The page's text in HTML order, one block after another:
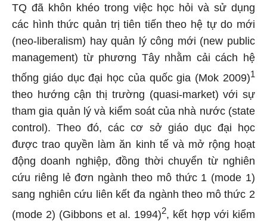
TQ đã khôn khéo trong việc học hỏi và sử dụng
các hình thức quản trị tiên tiến theo hệ tự do mới
(neo-liberalism) hay quản lý công mới (new public
management) từ phương Tây nhằm cải cách hệ
thống giáo dục đại học của quốc gia (Mok 2009)1
theo hướng cận thị trường (quasi-market) với sự
tham gia quản lý và kiểm soát của nhà nước (state
control). Theo đó, các cơ sở giáo dục đại học
được trao quyền làm ăn kinh tế và mở rộng hoạt
động doanh nghiệp, đồng thời chuyển từ nghiên
cứu riêng lẻ đơn ngành theo mô thức 1 (mode 1)
sang nghiên cứu liên kết đa ngành theo mô thức 2
(mode 2) (Gibbons et al. 1994)2, kết hợp với kiểm